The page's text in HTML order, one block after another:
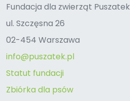
Fundacja dla zwierząt Puszatek
ul. Szczęsna 26
02-454 Warszawa
info@puszatek.pl
Statut fundacji
Zbiórka dla psów